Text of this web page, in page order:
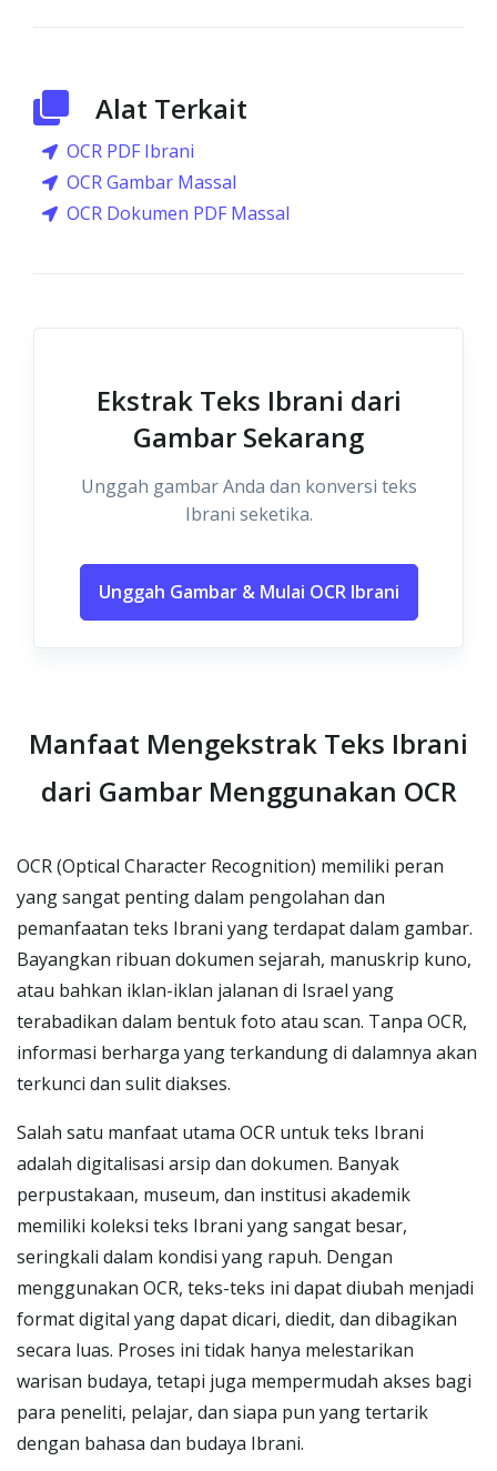
Alat Terkait
OCR PDF Ibrani
OCR Gambar Massal
OCR Dokumen PDF Massal
Ekstrak Teks Ibrani dari
Gambar Sekarang
Unggah gambar Anda dan konversi teks
Ibrani seketika.
Unggah Gambar & Mulai OCR Ibrani
Manfaat Mengekstrak Teks Ibrani
dari Gambar Menggunakan OCR
OCR (Optical Character Recognition) memiliki peran
yang sangat penting dalam pengolahan dan
pemanfaatan teks Ibrani yang terdapat dalam gambar.
Bayangkan ribuan dokumen sejarah, manuskrip kuno,
atau bahkan iklan-iklan jalanan di Israel yang
terabadikan dalam bentuk foto atau scan. Tanpa OCR,
informasi berharga yang terkandung di dalamnya akan
terkunci dan sulit diakses.
Salah satu manfaat utama OCR untuk teks Ibrani
adalah digitalisasi arsip dan dokumen. Banyak
perpustakaan, museum, dan institusi akademik
memiliki koleksi teks Ibrani yang sangat besar,
seringkali dalam kondisi yang rapuh. Dengan
menggunakan OCR, teks-teks ini dapat diubah menjadi
format digital yang dapat dicari, diedit, dan dibagikan
secara luas. Proses ini tidak hanya melestarikan
warisan budaya, tetapi juga mempermudah akses bagi
para peneliti, pelajar, dan siapa pun yang tertarik
dengan bahasa dan budaya Ibrani.